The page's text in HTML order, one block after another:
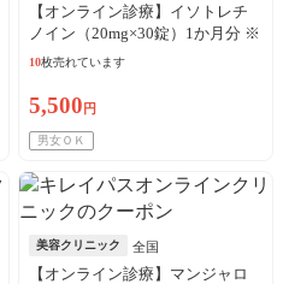
【オンライン診療】イソトレチ
ノイン（20mg×30錠）1か月分 ※
診察料、送料込込
10枚売れています
5,500 円
男女ＯＫ
美容クリニック 全国
【オンライン診療】マンジャロ